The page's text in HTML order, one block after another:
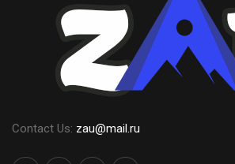
Contact Us: zau@mail.ru